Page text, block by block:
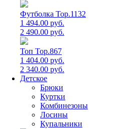
Футболка Top.1132
1 494.00 руб.
2 490.00 руб.
Топ Top.867
1 404.00 руб.
2 340.00 руб.
Детское
Брюки
Куртки
Комбинезоны
Лосины
Купальники